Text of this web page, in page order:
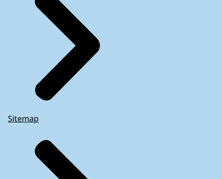
Sitemap